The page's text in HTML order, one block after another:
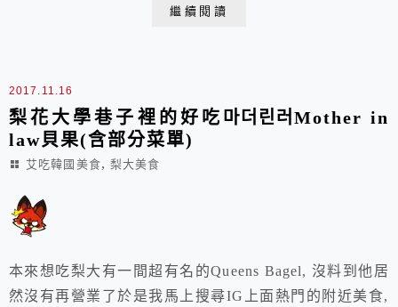
繼續閱讀
2017.11.16
梨花大學巷子裡的好吃마더린러Mother in
law貝果(含部分菜單)
艾吃韓國美食,梨大美食
本來想吃梨大有一間超有名的Queens Bagel, 沒料到他居
然沒有再營業了於是我馬上搜尋IG上面熱門的附近美食,